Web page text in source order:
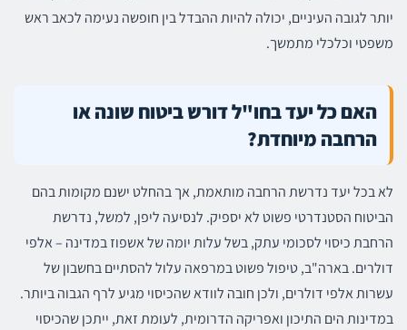
יותר לגובה העיניים, יכולה להיות ההבדל בין חופשה נעימה לכאב ראש
משפטי וכלכלי מתמשך.
האם כל יעד בחו"ל דורש ביטוח שונה או
הרחבה מיוחדת?
לא בכל יעד נדרשת הרחבה מותאמת, אך בהחלט ישנם מקומות בהם
הביטוח הסטנדרטי פשוט לא יספיק. לנסיעה ליפן, למשל, נדרשת
הרחבת כיסוי לסכומי עתק, בשל עלות יומה של אשפוז במדינה – אלפי
דולרים. בארה"ב, טיפול פשוט במרפאה עלול להסתיים בחשבון של
עשרות אלפי דולרים, ולכן חובה לוודא שהכיסוי מגיע לרף הגבוה ביותר.
במדינות הים התיכון ואפריקה הדרומית, לעומת זאת, ייתכן שהכיסוי